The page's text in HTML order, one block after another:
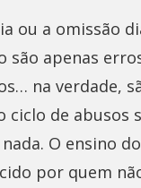
ou a omissão
são apenas
na verdade,
ciclo de abusos
O ensino
por quem